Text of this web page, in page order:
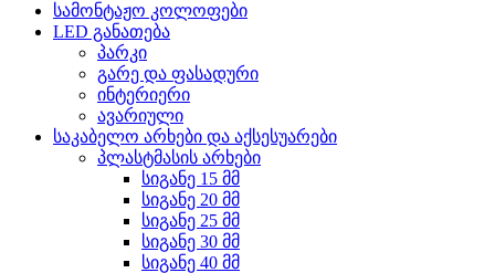
სამონტაჟო კოლოფები
LED განათება
პარკი
გარე და ფასადური
ინტერიერი
ავარიული
საკაბელო არხები და აქსესუარები
პლასტმასის არხები
სიგანე 15 მმ
სიგანე 20 მმ
სიგანე 25 მმ
სიგანე 30 მმ
სიგანე 40 მმ